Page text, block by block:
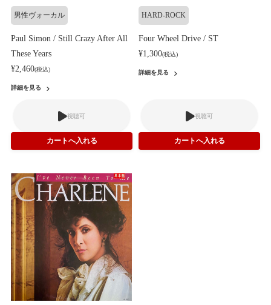
男性ヴォーカル
Paul Simon / Still Crazy After All
These Years
¥2,460(税込)
詳細を見る
視聴可
HARD-ROCK
Four Wheel Drive / ST
¥1,300(税込)
詳細を見る
視聴可